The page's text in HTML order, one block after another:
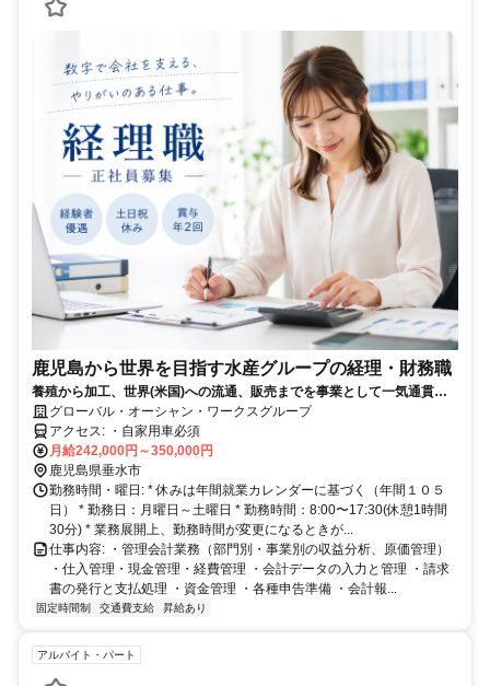
鹿児島から世界を目指す水産グループの経理・財務職
養殖から加工、世界(米国)への流通、販売までを事業として一気通貫し
ている企業グループです。日本を代表する水産グループになるべく鹿児
島から「世界がもとめる食の未来を創る」ミッションにチャレンジして
います！貿易に興味がある方、お待ちしております。
グローバル・オーシャン・ワークスグループ
アクセス: ・自家用車必須
月給242,000円～350,000円
鹿児島県垂水市
勤務時間・曜日: * 休みは年間就業カレンダーに基づく（年間１０５
日） * 勤務日：月曜日～土曜日 * 勤務時間：8:00〜17:30(休憩1時間
30分) * 業務展開上、勤務時間が変更になるときが...
仕事内容: ・管理会計業務（部門別・事業別の収益分析、原価管理）
・仕入管理・現金管理・経費管理 ・会計データの入力と管理 ・請求
書の発行と支払処理 ・資金管理 ・各種申告準備 ・会計報...
固定時間制 交通費支給 昇給あり
アルバイト・パート